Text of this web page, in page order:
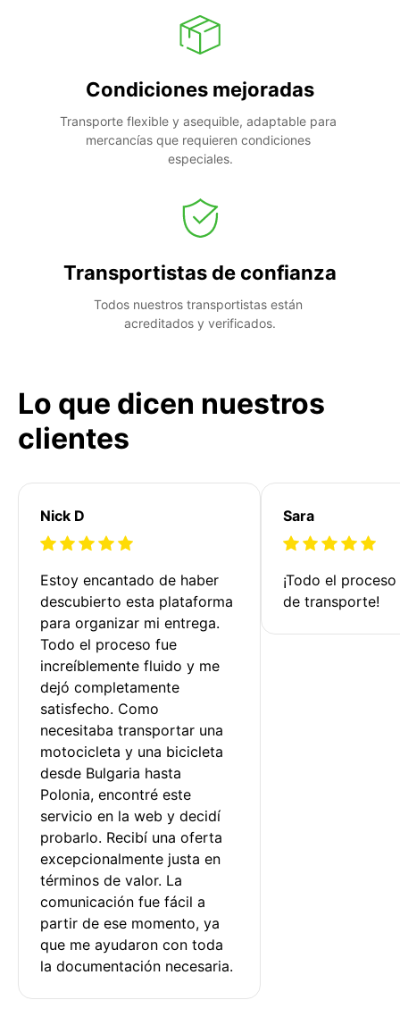
Condiciones mejoradas
Transporte flexible y asequible, adaptable para
mercancías que requieren condiciones
especiales.
Transportistas de confianza
Todos nuestros transportistas están
acreditados y verificados.
Lo que dicen nuestros
clientes
Nick D
Estoy encantado de haber
descubierto esta plataforma
para organizar mi entrega.
Todo el proceso fue
increíblemente fluido y me
dejó completamente
satisfecho. Como
necesitaba transportar una
motocicleta y una bicicleta
desde Bulgaria hasta
Polonia, encontré este
servicio en la web y decidí
probarlo. Recibí una oferta
excepcionalmente justa en
términos de valor. La
comunicación fue fácil a
partir de ese momento, ya
que me ayudaron con toda
la documentación necesaria.
Sara
¡Todo el
de transporte!